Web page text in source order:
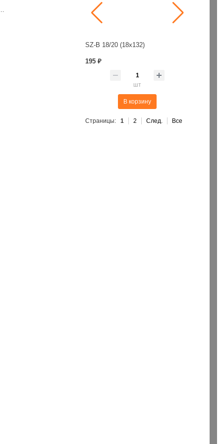
SZ-B 18/20 (18х132)
195 ₽
шт
В корзину
Страницы: 1 2 След. Все
«500»